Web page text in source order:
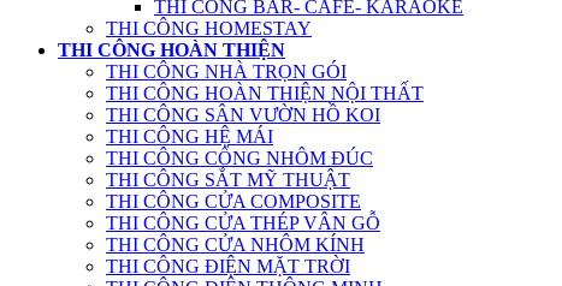
THI CÔNG BAR- CAFE- KARAOKE
THI CÔNG HOMESTAY
THI CÔNG HOÀN THIỆN
THI CÔNG NHÀ TRỌN GÓI
THI CÔNG HOÀN THIỆN NỘI THẤT
THI CÔNG SÂN VƯỜN HỒ KOI
THI CÔNG HỆ MÁI
THI CÔNG CỔNG NHÔM ĐÚC
THI CÔNG SẮT MỸ THUẬT
THI CÔNG CỬA COMPOSITE
THI CÔNG CỬA THÉP VÂN GỖ
THI CÔNG CỬA NHÔM KÍNH
THI CÔNG ĐIỆN MẶT TRỜI